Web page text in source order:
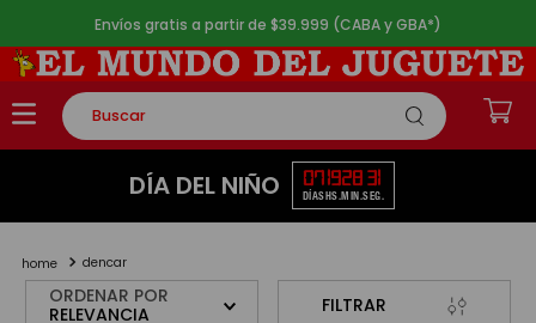
Envíos gratis a partir de $39.999 (CABA y GBA*)
Buscar
TÉRMINOS MÁS BUSCADOS
3.
peluche
DÍA DEL NIÑO 07
DÍAS
19
HS.
28
MIN.
31
SEG.
dencar
ORDENAR POR
RELEVANCIA
FILTRAR